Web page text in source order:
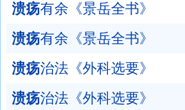
溃疡有余《景岳全书》
溃疡有余《景岳全书》
溃疡治法《外科选要》
溃疡治法《外科选要》